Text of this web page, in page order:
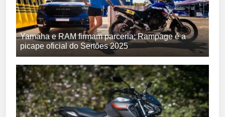
Yamaha e RAM firmam parceria; Rampage é a
picape oficial do Sertões 2025